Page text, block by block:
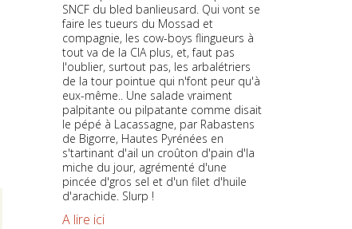
SNCF du bled banlieusard. Qui vont se
faire les tueurs du Mossad et
compagnie, les cow-boys flingueurs à
tout va de la CIA plus, et, faut pas
l'oublier, surtout pas, les arbalétriers
de la tour pointue qui n'font peur qu'à
eux-même.. Une salade vraiment
palpitante ou pilpatante comme disait
le pépé à Lacassagne, par Rabastens
de Bigorre, Hautes Pyrénées en
s'tartinant d'ail un croûton d'pain d'la
miche du jour, agrémenté d'une
pincée d'gros sel et d'un filet d'huile
d'arachide. Slurp !
A lire ici